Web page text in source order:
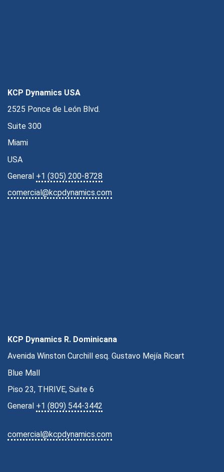
KCP Dynamics USA
2525 Ponce de León Blvd.
Suite 300
Miami
USA
General +1 (305) 200-8728
comercial@kcpdynamics.com
KCP Dynamics R. Dominicana
Avenida Winston Curchill esq. Gustavo Mejía Ricart
Blue Mall
Piso 23, THRIVE, Suite 6
General +1 (809) 544-3442
comercial@kcpdynamics.com